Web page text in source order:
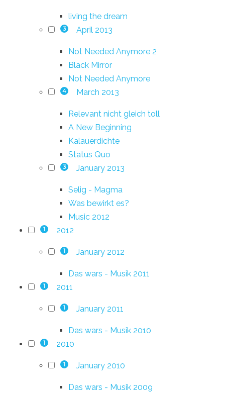
living the dream
3 April 2013
Not Needed Anymore 2
Black Mirror
Not Needed Anymore
4 March 2013
Relevant nicht gleich toll
A New Beginning
Kalauerdichte
Status Quo
3 January 2013
Selig - Magma
Was bewirkt es?
Music 2012
1 2012
1 January 2012
Das wars - Musik 2011
1 2011
1 January 2011
Das wars - Musik 2010
1 2010
1 January 2010
Das wars - Musik 2009